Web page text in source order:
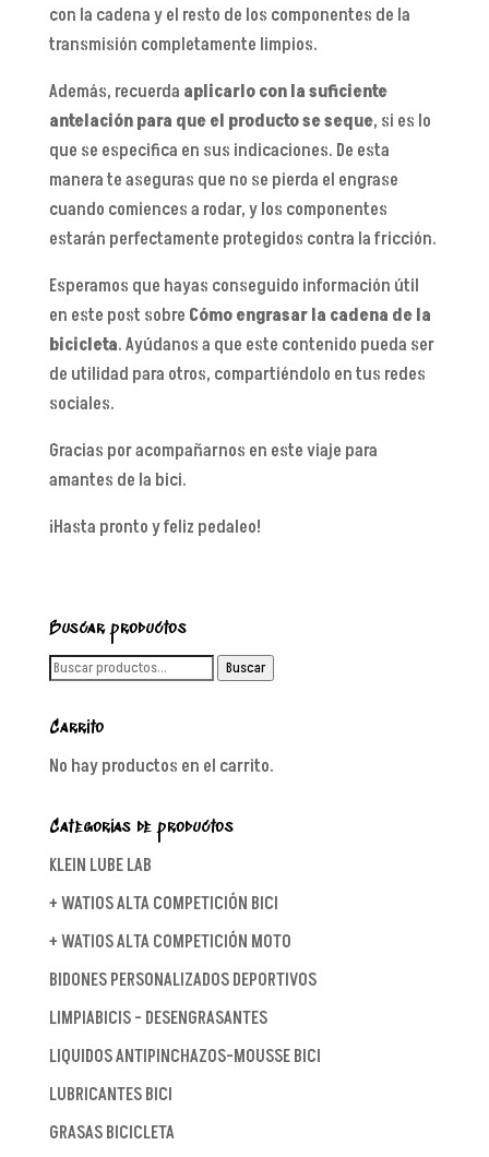
con la cadena y el resto de los componentes de la
transmisión completamente limpios.
Además, recuerda aplicarlo con la suficiente
antelación para que el producto se seque, si es lo
que se especifica en sus indicaciones. De esta
manera te aseguras que no se pierda el engrase
cuando comiences a rodar, y los componentes
estarán perfectamente protegidos contra la fricción.
Esperamos que hayas conseguido información útil
en este post sobre Cómo engrasar la cadena de la
bicicleta. Ayúdanos a que este contenido pueda ser
de utilidad para otros, compartiéndolo en tus redes
sociales.
Gracias por acompañarnos en este viaje para
amantes de la bici.
¡Hasta pronto y feliz pedaleo!
Buscar productos
Buscar
Buscar
Carrito
No hay productos en el carrito.
Categorías de productos
KLEIN LUBE LAB
+ WATIOS ALTA COMPETICIÓN BICI
+ WATIOS ALTA COMPETICIÓN MOTO
BIDONES PERSONALIZADOS DEPORTIVOS
LIMPIABICIS - DESENGRASANTES
LIQUIDOS ANTIPINCHAZOS-MOUSSE BICI
LUBRICANTES BICI
GRASAS BICICLETA